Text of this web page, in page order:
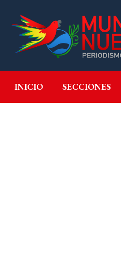
INICIO SECCIONES